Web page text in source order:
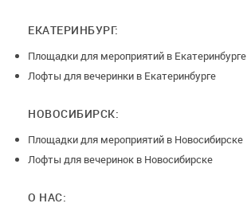
ЕКАТЕРИНБУРГ:
Площадки для мероприятий в Екатеринбурге
Лофты для вечеринки в Екатеринбурге
НОВОСИБИРСК:
Площадки для мероприятий в Новосибирске
Лофты для вечеринок в Новосибирске
О НАС: